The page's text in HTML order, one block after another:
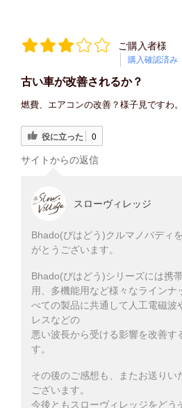
ご購入者様
購入確認済み
古い車が改善されるか？
燃費、エアコンの改善？様子見ですわ
役に立った 0
サイトからの返信
スローヴィレッジ
Bhado(びはどう)クルマノバディ
がとうございます。
Bhado(びはどう)シリーズには携
用、多機能用など様々なラインナ
べての製品に共通して人工電磁波
レスなどの
悪い波長から受ける影響を改善す
す。
その後のご感想も、またお送りい
ございます。
今後ともスローヴィレッジをどう